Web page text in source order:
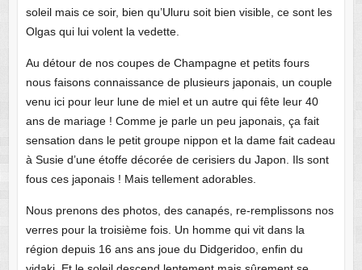
soleil mais ce soir, bien qu’Uluru soit bien visible, ce sont les
Olgas qui lui volent la vedette.
Au détour de nos coupes de Champagne et petits fours
nous faisons connaissance de plusieurs japonais, un couple
venu ici pour leur lune de miel et un autre qui fête leur 40
ans de mariage ! Comme je parle un peu japonais, ça fait
sensation dans le petit groupe nippon et la dame fait cadeau
à Susie d’une étoffe décorée de cerisiers du Japon. Ils sont
fous ces japonais ! Mais tellement adorables.
Nous prenons des photos, des canapés, re-remplissons nos
verres pour la troisième fois. Un homme qui vit dans la
région depuis 16 ans ans joue du Didgeridoo, enfin du